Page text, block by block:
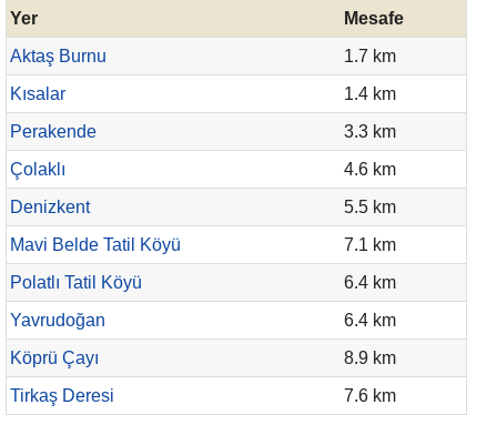
Yer
Mesafe
Aktaş Burnu
1.7 km
Kısalar
1.4 km
Perakende
3.3 km
Çolaklı
4.6 km
Denizkent
5.5 km
Mavi Belde Tatil Köyü
7.1 km
Polatlı Tatil Köyü
6.4 km
Yavrudoğan
6.4 km
Köprü Çayı
8.9 km
Tirkaş Deresi
7.6 km